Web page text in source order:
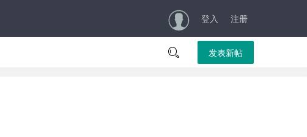
登入 注册
 发表新帖